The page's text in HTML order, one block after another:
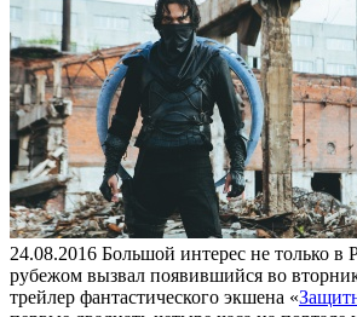
24.08.2016 Большой интерес не только в
рубежом вызвал появившийся во
трейлер фантастического экшена «